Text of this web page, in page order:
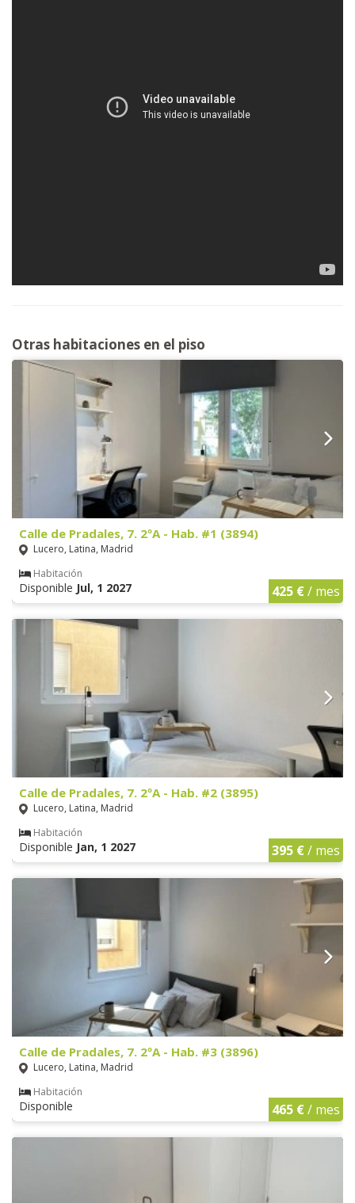
Otras habitaciones en el piso
Calle de Pradales, 7. 2ºA - Hab. #1 (3894)
Lucero, Latina, Madrid
Habitación
Disponible Jul, 1 2027 425 €/ mes
Calle de Pradales, 7. 2ºA - Hab. #2 (3895)
Lucero, Latina, Madrid
Habitación
Disponible Jan, 1 2027 395 €/ mes
Calle de Pradales, 7. 2ºA - Hab. #3 (3896)
Lucero, Latina, Madrid
Habitación
Disponible 465 €/ mes